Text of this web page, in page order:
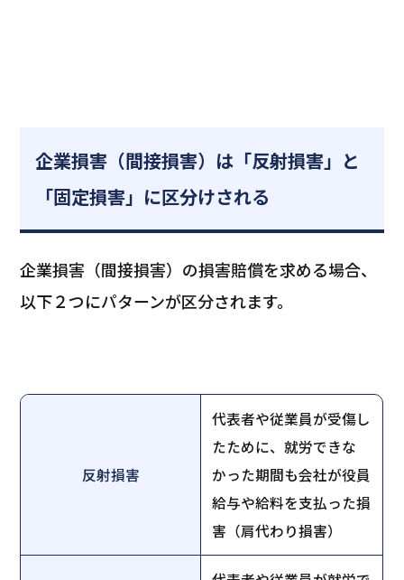
企業損害（間接損害）は「反射損害」と
「固定損害」に区分けされる
企業損害（間接損害）の損害賠償を求める場合、
以下２つにパターンが区分されます。
反射損害
代表者や従業員が受傷し
たために、就労できな
かった期間も会社が役員
給与や給料を支払った損
害（肩代わり損害）